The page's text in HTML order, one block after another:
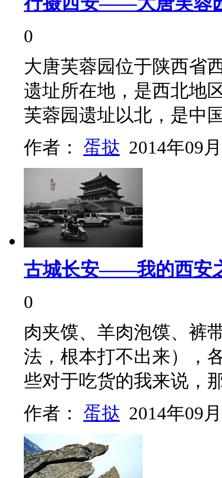
0
大唐芙蓉园位于陕西省
遗址所在地，是西北地
芙蓉园遗址以北，是
作者： 蛋挞 2014年09
古城长安——我的西安
0
肉夹馍、羊肉泡馍、裤
法，根本打不出来），
些对于吃货的我来说
作者： 蛋挞 2014年09